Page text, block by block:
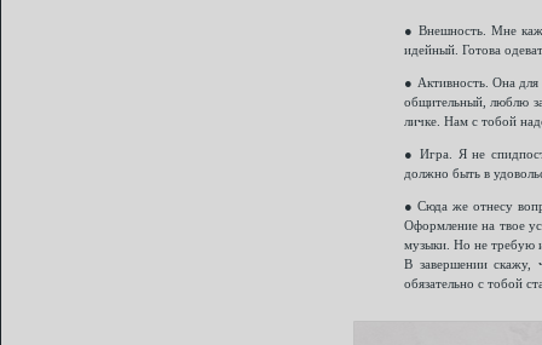
● Внешность. Мне
идейный. Готова
● Активность. Она
общительный, люблю
личке. Нам с тобой
● Игра. Я не
должно быть в
● Сюда же отнесу
Оформление на твое
музыки. Но не требую
В завершении скажу,
обязательно с тобой